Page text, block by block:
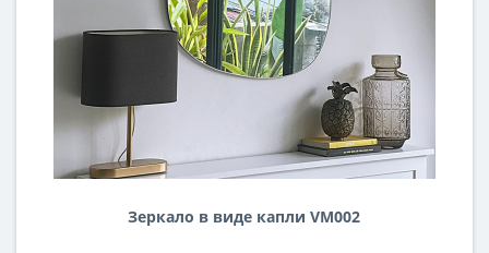
Зеркало в виде капли VM002